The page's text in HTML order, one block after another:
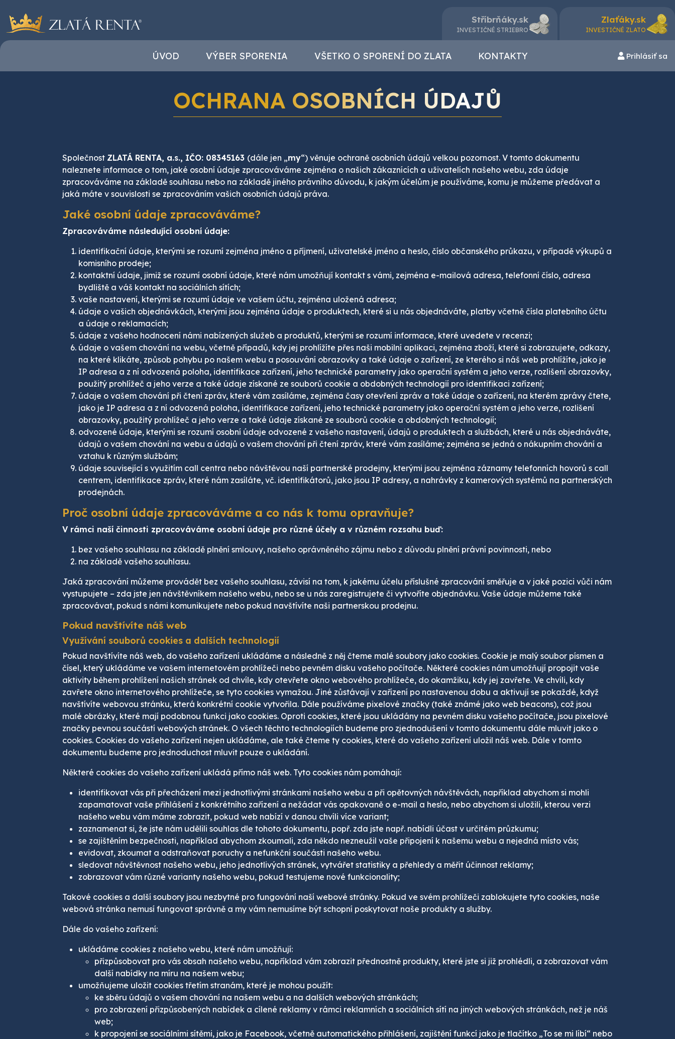
Stříbrňáky.sk
INVESTIČNÉ STRIEBRO
Zlaťáky.sk
INVESTIČNÉ ZLATO
ÚVOD VÝBER SPORENIA VŠETKO O SPORENÍ DO ZLATA KONTAKTY Prihlásiť sa
OCHRANA OSOBNÍCH ÚDAJŮ
Společnost ZLATÁ RENTA, a.s., IČO: 08345163 (dále jen „my“) věnuje ochraně osobních údajů velkou pozornost. V tomto dokumentu
naleznete informace o tom, jaké osobní údaje zpracováváme zejména o našich zákaznících a uživatelích našeho webu, zda údaje
zpracováváme na základě souhlasu nebo na základě jiného právního důvodu, k jakým účelům je používáme, komu je můžeme předávat a
jaká máte v souvislosti se zpracováním vašich osobních údajů práva.
Jaké osobní údaje zpracováváme?
Zpracováváme následující osobní údaje:
identifikační údaje, kterými se rozumí zejména jméno a příjmení, uživatelské jméno a heslo, číslo občanského průkazu, v případě výkupů a
komisního prodeje;
kontaktní údaje, jimiž se rozumí osobní údaje, které nám umožňují kontakt s vámi, zejména e-mailová adresa, telefonní číslo, adresa
bydliště a váš kontakt na sociálních sítích;
vaše nastavení, kterými se rozumí údaje ve vašem účtu, zejména uložená adresa;
údaje o vašich objednávkách, kterými jsou zejména údaje o produktech, které si u nás objednáváte, platby včetně čísla platebního účtu
a údaje o reklamacích;
údaje z vašeho hodnocení námi nabízených služeb a produktů, kterými se rozumí informace, které uvedete v recenzi;
údaje o vašem chování na webu, včetně případů, kdy jej prohlížíte přes naši mobilní aplikaci, zejména zboží, které si zobrazujete, odkazy,
na které klikáte, způsob pohybu po našem webu a posouvání obrazovky a také údaje o zařízení, ze kterého si náš web prohlížíte, jako je
IP adresa a z ní odvozená poloha, identifikace zařízení, jeho technické parametry jako operační systém a jeho verze, rozlišení obrazovky,
použitý prohlížeč a jeho verze a také údaje získané ze souborů cookie a obdobných technologií pro identifikaci zařízení;
údaje o vašem chování při čtení zpráv, které vám zasíláme, zejména časy otevření zpráv a také údaje o zařízení, na kterém zprávy čtete,
jako je IP adresa a z ní odvozená poloha, identifikace zařízení, jeho technické parametry jako operační systém a jeho verze, rozlišení
obrazovky, použitý prohlížeč a jeho verze a také údaje získané ze souborů cookie a obdobných technologií;
odvozené údaje, kterými se rozumí osobní údaje odvozené z vašeho nastavení, údajů o produktech a službách, které u nás objednáváte,
údajů o vašem chování na webu a údajů o vašem chování při čtení zpráv, které vám zasíláme; zejména se jedná o nákupním chování a
vztahu k různým službám;
údaje související s využitím call centra nebo návštěvou naší partnerské prodejny, kterými jsou zejména záznamy telefonních hovorů s call
centrem, identifikace zpráv, které nám zasíláte, vč. identifikátorů, jako jsou IP adresy, a nahrávky z kamerových systémů na partnerských
prodejnách.
Proč osobní údaje zpracováváme a co nás k tomu opravňuje?
V rámci naší činnosti zpracováváme osobní údaje pro různé účely a v různém rozsahu buď:
bez vašeho souhlasu na základě plnění smlouvy, našeho oprávněného zájmu nebo z důvodu plnění právní povinnosti, nebo
na základě vašeho souhlasu.
Jaká zpracování můžeme provádět bez vašeho souhlasu, závisí na tom, k jakému účelu příslušné zpracování směřuje a v jaké pozici vůči nám
vystupujete – zda jste jen návštěvníkem našeho webu, nebo se u nás zaregistrujete či vytvoříte objednávku. Vaše údaje můžeme také
zpracovávat, pokud s námi komunikujete nebo pokud navštívíte naši partnerskou prodejnu.
Pokud navštívíte náš web
Využívání souborů cookies a dalších technologií
Pokud navštívíte náš web, do vašeho zařízení ukládáme a následně z něj čteme malé soubory jako cookies. Cookie je malý soubor písmen a
čísel, který ukládáme ve vašem internetovém prohlížeči nebo pevném disku vašeho počítače. Některé cookies nám umožňují propojit vaše
aktivity během prohlížení našich stránek od chvíle, kdy otevřete okno webového prohlížeče, do okamžiku, kdy jej zavřete. Ve chvíli, kdy
zavřete okno internetového prohlížeče, se tyto cookies vymažou. Jiné zůstávají v zařízení po nastavenou dobu a aktivují se pokaždé, když
navštívíte webovou stránku, která konkrétní cookie vytvořila. Dále používáme pixelové značky (také známé jako web beacons), což jsou
malé obrázky, které mají podobnou funkci jako cookies. Oproti cookies, které jsou ukládány na pevném disku vašeho počítače, jsou pixelové
značky pevnou součástí webových stránek. O všech těchto technologiích budeme pro zjednodušení v tomto dokumentu dále mluvit jako o
cookies. Cookies do vašeho zařízení nejen ukládáme, ale také čteme ty cookies, které do vašeho zařízení uložil náš web. Dále v tomto
dokumentu budeme pro jednoduchost mluvit pouze o ukládání.
Některé cookies do vašeho zařízení ukládá přímo náš web. Tyto cookies nám pomáhají:
identifikovat vás při přecházení mezi jednotlivými stránkami našeho webu a při opětovných návštěvách, například abychom si mohli
zapamatovat vaše přihlášení z konkrétního zařízení a nežádat vás opakovaně o e-mail a heslo, nebo abychom si uložili, kterou verzi
našeho webu vám máme zobrazit, pokud web nabízí v danou chvíli více variant;
zaznamenat si, že jste nám udělili souhlas dle tohoto dokumentu, popř. zda jste např. nabídli účast v určitém průzkumu;
se zajištěním bezpečnosti, například abychom zkoumali, zda někdo nezneužil vaše připojení k našemu webu a nejedná místo vás;
evidovat, zkoumat a odstraňovat poruchy a nefunkční součásti našeho webu.
sledovat návštěvnost našeho webu, jeho jednotlivých stránek, vytvářet statistiky a přehledy a měřit účinnost reklamy;
zobrazovat vám různé varianty našeho webu, pokud testujeme nové funkcionality;
Takové cookies a další soubory jsou nezbytné pro fungování naší webové stránky. Pokud ve svém prohlížeči zablokujete tyto cookies, naše
webová stránka nemusí fungovat správně a my vám nemusíme být schopní poskytovat naše produkty a služby.
Dále do vašeho zařízení:
ukládáme cookies z našeho webu, které nám umožňují:
přizpůsobovat pro vás obsah našeho webu, například vám zobrazit přednostně produkty, které jste si již prohlédli, a zobrazovat vám
další nabídky na míru na našem webu;
umožňujeme uložit cookies třetím stranám, které je mohou použít:
ke sběru údajů o vašem chování na našem webu a na dalších webových stránkách;
pro zobrazení přizpůsobených nabídek a cílené reklamy v rámci reklamních a sociálních sítí na jiných webových stránkách, než je náš
web;
k propojení se sociálními sítěmi, jako je Facebook, včetně automatického přihlášení, zajištění funkcí jako je tlačítko „To se mi líbí“ nebo